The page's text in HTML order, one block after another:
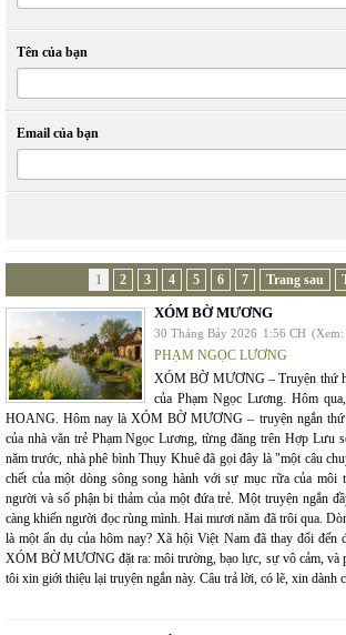
Tên của bạn
Email của bạn
1 2 3 4 5 6 7 Trang sau
XÓM BỜ MƯƠNG
30 Tháng Bảy 2026 1:56 CH (Xem:
PHẠM NGỌC LƯƠNG
XÓM BỜ MƯƠNG – Truyện thứ
của Phạm Ngọc Lương. Hôm
HOANG. Hôm nay là XÓM BỜ MƯƠNG – truyện ngắn thứ
của nhà văn trẻ Phạm Ngọc Lương, từng đăng trên Hợp Lưu
năm trước, nhà phê bình Thụy Khuê đã gọi đây là "một câu
chết của một dòng sông song hành với sự mục rữa của môi
người và số phận bi thảm của một đứa trẻ. Một truyện ngắn
càng khiến người đọc rùng mình. Hai mươi năm đã trôi qua.
là một ẩn dụ của hôm nay? Xã hội Việt Nam đã thay đổi đến
XÓM BỜ MƯƠNG đặt ra: môi trường, bạo lực, sự vô cảm, và
tôi xin giới thiệu lại truyện ngắn này. Câu trả lời, có lẽ, xin dành